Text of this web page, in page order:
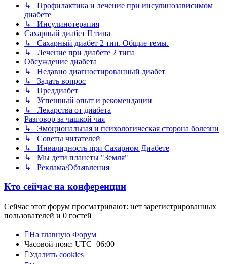
↳ Профилактика и лечение при инсулинозависимом
диабете
↳ Инсулинотерапия
Сахарный диабет II типа
↳ Сахарный диабет 2 тип. Общие темы.
↳ Лечение при диабете 2 типа
Обсуждение диабета
↳ Недавно диагностированный диабет
↳ Задать вопрос
↳ Преддиабет
↳ Успешный опыт и рекомендации
↳ Лекарства от диабета
Разговор за чашкой чая
↳ Эмоциональная и психологическая сторона болезни
↳ Советы читателей
↳ Инвалидность при Сахарном Диабете
↳ Мы дети планеты "Земля"
↳ Реклама/Объявления
Кто сейчас на конференции
Сейчас этот форум просматривают: нет зарегистрированных
пользователей и 0 гостей
На главную Форум
Часовой пояс: UTC+06:00
Удалить cookies